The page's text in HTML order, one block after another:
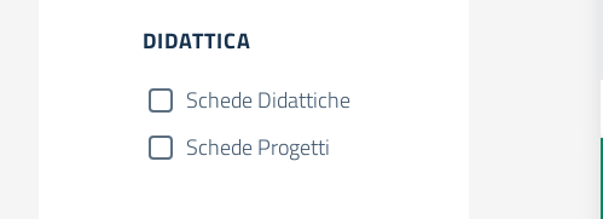
DIDATTICA
Schede Didattiche
Schede Progetti